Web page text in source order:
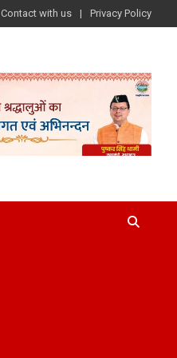
Contact with us Privacy Policy